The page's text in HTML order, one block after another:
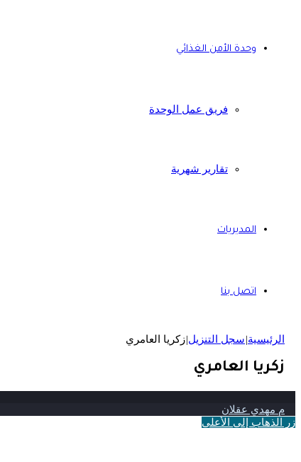
وحدة الأمن الغذائي
فريق عمل الوحدة
تقارير شهرية
المديريات
اتصل بنا
الرئيسية|سجل التنزيل|زكريا العامري
زكريا العامري
م مهدي عقلان
زر الذهاب إلى الأعلى